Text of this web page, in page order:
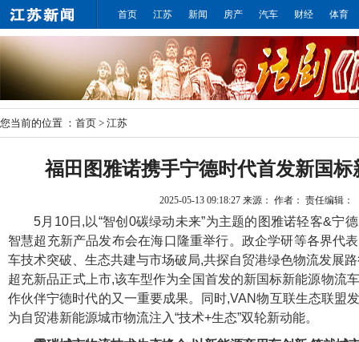
首页 江苏 新闻 房产 汽车 财经 体育
您当前的位置 ： 首页 > 江苏
福田图雅诺携手宁德时代首发新国标
2025-05-13 09:18:27 来源： 作者： 责任编辑：
5月10日,以“智创0碳绿动未来”为主题的图雅诺轻客&宁
智慧超充新产品发布会在海口隆重举行。政企学研等各界代
车技术突破、生态共建与市场破局,共探自贸港绿色物流发展
超充新品正式上市,该车型作为全国首发的新国标新能源物流
作伙伴宁德时代的又一重要成果。同时,VAN物互联生态联盟
为自贸港新能源城市物流注入“技术+生态”双轮新动能。